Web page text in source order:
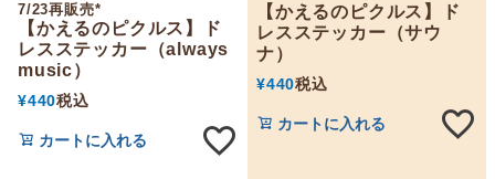
7/23再販売*
【かえるのピクルス】ド
レスステッカー（always
music）
¥440税込
カートに入れる
【かえるのピクルス】ド
レスステッカー（サウ
ナ）
¥440税込
カートに入れる